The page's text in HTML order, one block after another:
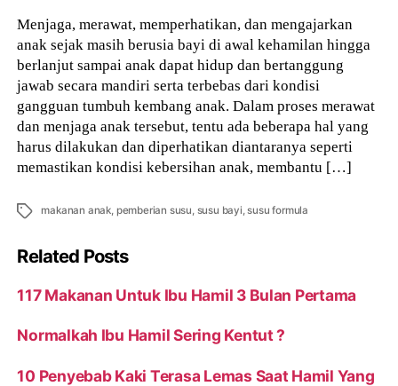
Menjaga, merawat, memperhatikan, dan mengajarkan
anak sejak masih berusia bayi di awal kehamilan hingga
berlanjut sampai anak dapat hidup dan bertanggung
jawab secara mandiri serta terbebas dari kondisi
gangguan tumbuh kembang anak. Dalam proses merawat
dan menjaga anak tersebut, tentu ada beberapa hal yang
harus dilakukan dan diperhatikan diantaranya seperti
memastikan kondisi kebersihan anak, membantu […]
Tags makanan anak, pemberian susu, susu bayi,susu formula
Related Posts
117 Makanan Untuk Ibu Hamil 3 Bulan Pertama
Normalkah Ibu Hamil Sering Kentut ?
10 Penyebab Kaki Terasa Lemas Saat Hamil Yang